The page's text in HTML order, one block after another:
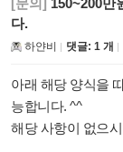
[문의] 150~200만
다.
하얀비 댓글: 1 개
아래 해당 양식을
능합니다. ^^
해당 사항이 없으